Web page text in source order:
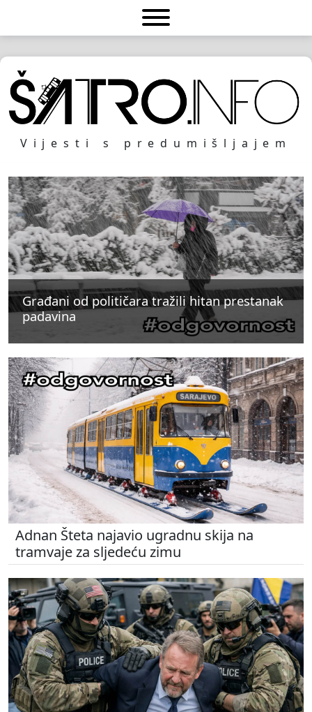
Vijesti s predumišljajem
Građani od političara tražili hitan prestanak
padavina
Građani od političara tražili hitan prestanak
padavina
Građani od političara tražili hitan prestanak
padavina
Adnan Šteta najavio ugradnu skija na
tramvaje za sljedeću zimu